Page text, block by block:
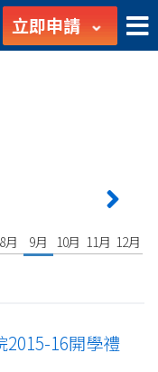
立即申請
8月 9月 10月 11月 12月
2015-16開學禮